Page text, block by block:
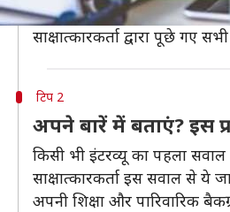
इंटरव्यू के लिए जाने से पहले बैंक
साक्षात्कारकर्ता द्वारा पूछे गए
टिप 2
अपने बारें में बताएं? इस
किसी भी इंटरव्यू का पहला
साक्षात्कारकर्ता इस सवाल से
अपनी शिक्षा और पारिवारिक